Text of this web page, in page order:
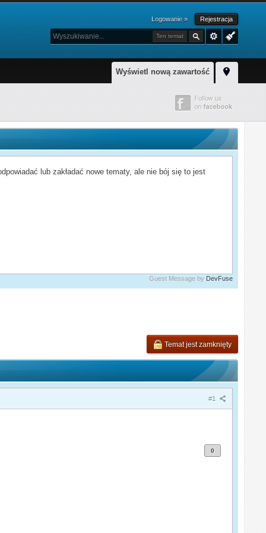
Logowanie » Rejestracja
Ten temat
Wyświetl nową zawartość
lub zakładać nowe tematy, ale nie bój się to jest
Guest Message by DevFuse
Temat jest zamknięty
#1
0